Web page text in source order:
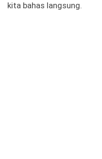
kita bahas langsung.